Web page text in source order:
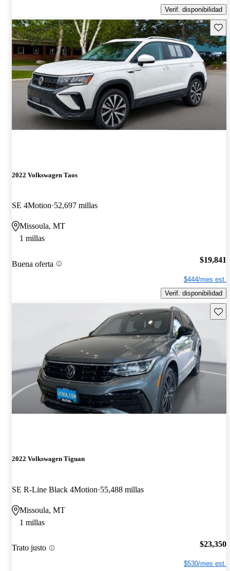
Verif. disponibilidad
2022 Volkswagen Taos
SE 4Motion 52,697 millas
Missoula, MT
1 millas
Buena oferta $19,841
$444/mes est.
Verif. disponibilidad
2022 Volkswagen Tiguan
SE R-Line Black 4Motion 55,488 millas
Missoula, MT
1 millas
Trato justo $23,350
$530/mes est.